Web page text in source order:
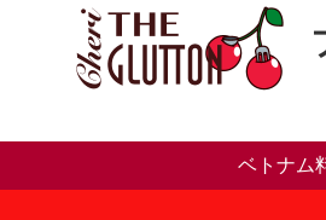
ベトナム